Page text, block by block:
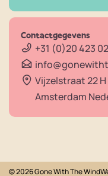
Contactgegevens
+31 (0)20 423
Vijzelstraat 22 H
Amsterdam
© 2026 Gone With The Wind